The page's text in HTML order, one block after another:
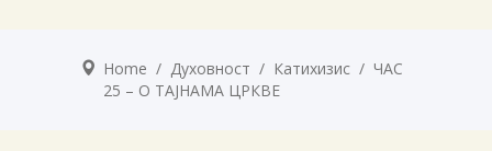
Home / Духовност / Катихизис / ЧАС
25 – О ТАЈНАМА ЦРКВЕ